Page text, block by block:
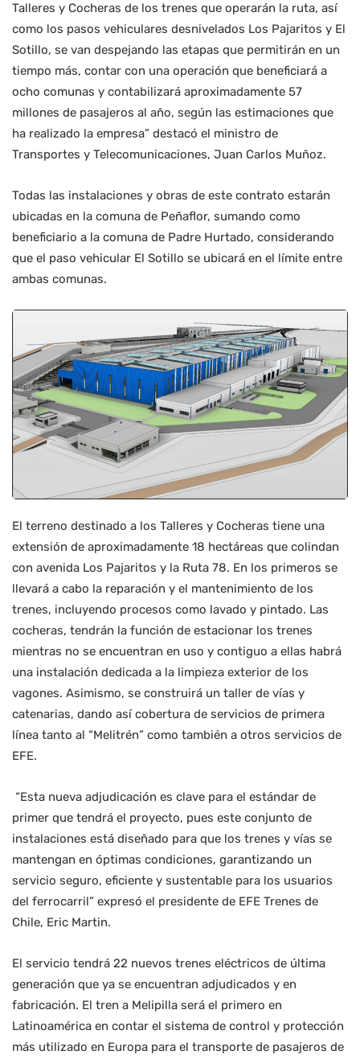
Talleres y Cocheras de los trenes que operarán la ruta, así
como los pasos vehiculares desnivelados Los Pajaritos y El
Sotillo, se van despejando las etapas que permitirán en un
tiempo más, contar con una operación que beneficiará a
ocho comunas y contabilizará aproximadamente 57
millones de pasajeros al año, según las estimaciones que
ha realizado la empresa” destacó el ministro de
Transportes y Telecomunicaciones, Juan Carlos Muñoz.
Todas las instalaciones y obras de este contrato estarán
ubicadas en la comuna de Peñaflor, sumando como
beneficiario a la comuna de Padre Hurtado, considerando
que el paso vehicular El Sotillo se ubicará en el límite entre
ambas comunas.
El terreno destinado a los Talleres y Cocheras tiene una
extensión de aproximadamente 18 hectáreas que colindan
con avenida Los Pajaritos y la Ruta 78. En los primeros se
llevará a cabo la reparación y el mantenimiento de los
trenes, incluyendo procesos como lavado y pintado. Las
cocheras, tendrán la función de estacionar los trenes
mientras no se encuentran en uso y contiguo a ellas habrá
una instalación dedicada a la limpieza exterior de los
vagones. Asimismo, se construirá un taller de vías y
catenarias, dando así cobertura de servicios de primera
línea tanto al “Melitrén” como también a otros servicios de
EFE.
“Esta nueva adjudicación es clave para el estándar de
primer que tendrá el proyecto, pues este conjunto de
instalaciones está diseñado para que los trenes y vías se
mantengan en óptimas condiciones, garantizando un
servicio seguro, eficiente y sustentable para los usuarios
del ferrocarril” expresó el presidente de EFE Trenes de
Chile, Eric Martin.
El servicio tendrá 22 nuevos trenes eléctricos de última
generación que ya se encuentran adjudicados y en
fabricación. El tren a Melipilla será el primero en
Latinoamérica en contar el sistema de control y protección
más utilizado en Europa para el transporte de pasajeros de